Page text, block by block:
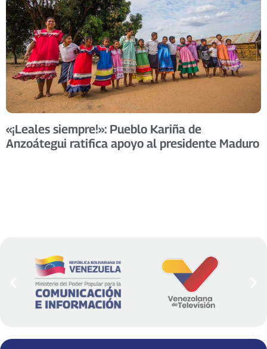
«¡Leales siempre!»: Pueblo Kariña de
Anzoátegui ratifica apoyo al presidente Maduro